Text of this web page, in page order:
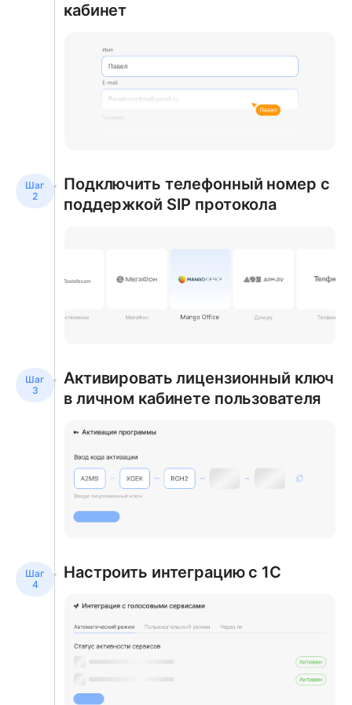
кабинет
Подключить телефонный номер с
поддержкой SIP протокола
Активировать лицензионный ключ
в личном кабинете пользователя
Настроить интеграцию с 1С